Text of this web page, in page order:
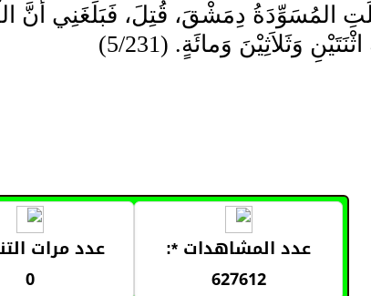
المُسَوِّدَةُ دِمَشْقَ، قُتِلَ، فَبَلَغَنِي أَنَّ
وَثَلاَثِيْنَ وَمائَةٍ. (5/231)
عدد المشاهدات *:
627612
عدد مرات
0